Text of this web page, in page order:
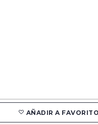
AÑADIR A